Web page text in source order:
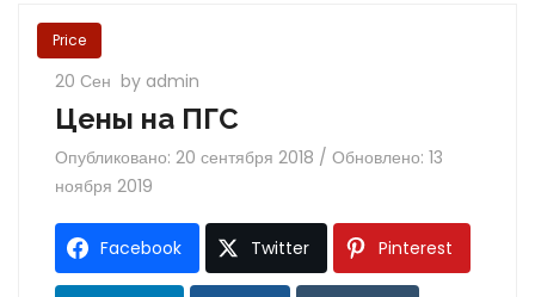
Price
20 Сен by admin
Цены на ПГС
Опубликовано: 20 сентября 2018 / Обновлено: 13
ноября 2019
Facebook Twitter Pinterest